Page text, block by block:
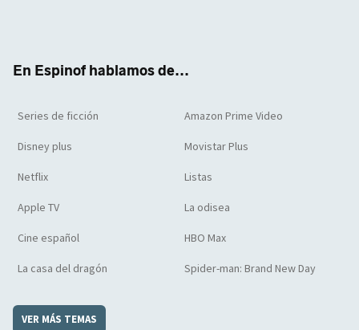
En Espinof hablamos de...
Series de ficción Amazon Prime Video
Disney plus Movistar Plus
Netflix Listas
Apple TV La odisea
Cine español HBO Max
La casa del dragón Spider-man: Brand New Day
VER MÁS TEMAS